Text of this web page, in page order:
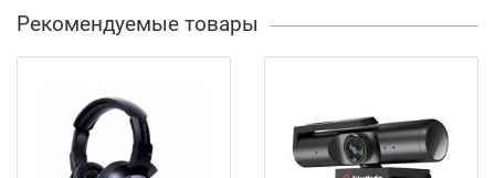
Рекомендуемые товары